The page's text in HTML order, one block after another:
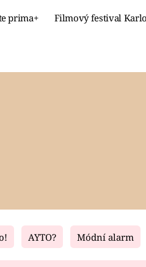
prima+ Filmový festival
Living
AYTO? Módní alarm